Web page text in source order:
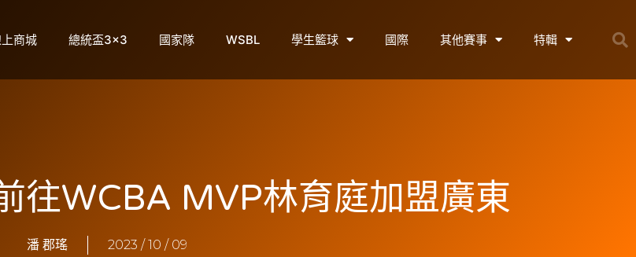
商城 總統盃3×3 國家隊 WSBL 學生籃球 國際 其他賽事 特輯
往WCBA MVP林育庭加盟廣東
潘 郡瑤 2023 / 10 / 09